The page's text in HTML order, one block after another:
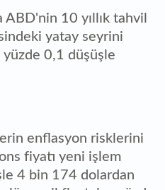
ABD'nin 10 yıllık tahvil
yatay seyrini
0,1 düşüşle
enflasyon risklerini
fiyatı yeni işlem
4 bin 174 dolardan